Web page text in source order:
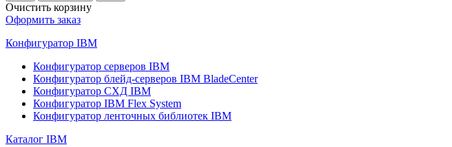
Очистить корзину
Оформить заказ
Конфигуратор IBM
Конфигуратор серверов IBM
Конфигуратор блейд-серверов IBM BladeCenter
Конфигуратор СХД IBM
Конфигуратор IBM Flex System
Конфигуратор ленточных библиотек IBM
Каталог IBM